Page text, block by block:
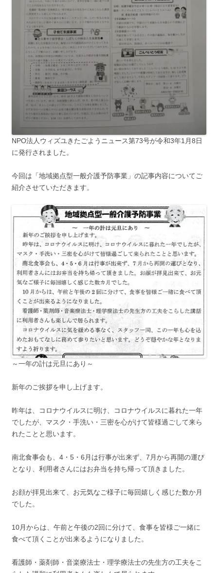
NPO法人ウィズユきたごようニュース第73号が令和3年1月8日
に発行されました。
今回は「地域拠点型一般介護予防事業」の記事内容についてご
紹介させていただきます。
～一年の計は元旦にあり～
新年のご挨拶を申し上げます。
昨年は、コロナウイルスに明け、コロナウイルスに暮れた一年
でしたが、マスク・手洗い・三密を心がけて皆様過ごして来ら
れたことと思います。
南北食事会も、4・5・6月は行事が出来ず、7月から再開の運び
となり、利用者さんにはお弁当を持ち帰って頂きました。
お顔が拝見出来て、お元気なご様子に毎回嬉しく感じた数か月
でした。
10月からは、午前と午後の2回に分けて、食事を皆様ご一緒に
食べて頂くことが出来るようになりました。
看護師・薬剤師・音楽療法士・理学療法士の先生方の工夫をこ